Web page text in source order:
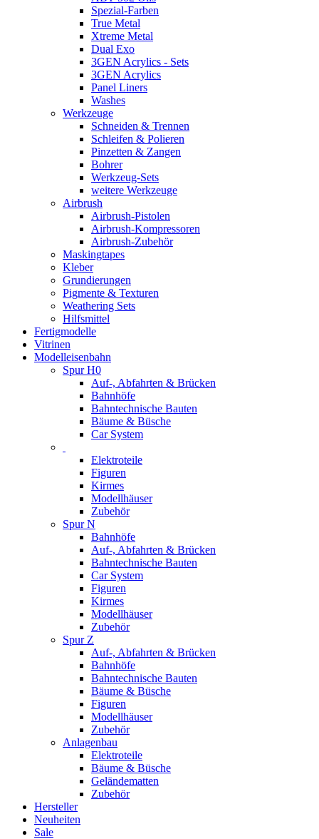
Spezial-Farben
True Metal
Xtreme Metal
Dual Exo
3GEN Acrylics - Sets
3GEN Acrylics
Panel Liners
Washes
Werkzeuge
Schneiden & Trennen
Schleifen & Polieren
Pinzetten & Zangen
Bohrer
Werkzeug-Sets
weitere Werkzeuge
Airbrush
Airbrush-Pistolen
Airbrush-Kompressoren
Airbrush-Zubehör
Maskingtapes
Kleber
Grundierungen
Pigmente & Texturen
Weathering Sets
Hilfsmittel
Fertigmodelle
Vitrinen
Modelleisenbahn
Spur H0
Auf-, Abfahrten & Brücken
Bahnhöfe
Bahntechnische Bauten
Bäume & Büsche
Car System
Elektroteile
Figuren
Kirmes
Modellhäuser
Zubehör
Spur N
Bahnhöfe
Auf-, Abfahrten & Brücken
Bahntechnische Bauten
Car System
Figuren
Kirmes
Modellhäuser
Zubehör
Spur Z
Auf-, Abfahrten & Brücken
Bahnhöfe
Bahntechnische Bauten
Bäume & Büsche
Figuren
Modellhäuser
Zubehör
Anlagenbau
Elektroteile
Bäume & Büsche
Geländematten
Zubehör
Hersteller
Neuheiten
Sale